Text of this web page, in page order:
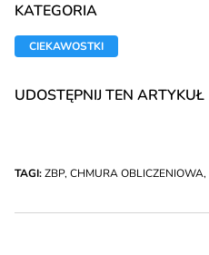
KATEGORIA
CIEKAWOSTKI
UDOSTĘPNIJ TEN ARTYKUŁ
TAGI:ZBP, CHMURA OBLICZENIOWA,